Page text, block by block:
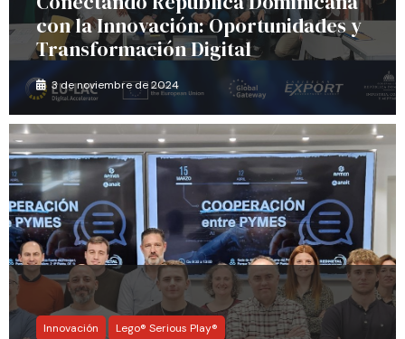
con la Innovación: Oportunidades y
Transformación Digital
3 de noviembre de 2024
Innovación Lego® Serious Play®